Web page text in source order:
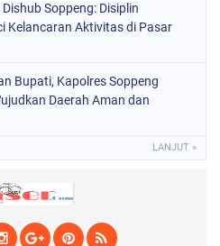
Soppeng: Disiplin
Kelancaran Aktivitas di Pasar
Bupati, Kapolres Soppeng
Daerah Aman dan
LANJUT »